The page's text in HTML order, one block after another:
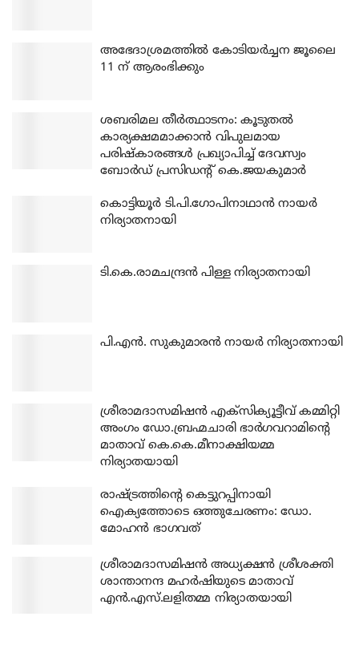
അഭേദാശ്രമത്തില്‍ കോടിയര്‍ച്ചന ജൂലൈ
11 ന് ആരംഭിക്കും
ശബരിമല തീര്‍ത്ഥാടനം: കൂടുതല്‍
കാര്യക്ഷമമാക്കാന്‍ വിപുലമായ
പരിഷ്‌കാരങ്ങള്‍ പ്രഖ്യാപിച്ച് ദേവസ്വം
ബോര്‍ഡ് പ്രസിഡന്റ് കെ.ജയകുമാര്‍
കൊട്ടിയൂര്‍ ടി.പി.ഗോപിനാഥാന്‍ നായര്‍
നിര്യാതനായി
ടി.കെ.രാമചന്ദ്രന്‍ പിള്ള നിര്യാതനായി
പി.എന്‍. സുകുമാരന്‍ നായര്‍ നിര്യാതനായി
ശ്രീരാമദാസമിഷന്‍ എക്‌സിക്യൂട്ടീവ് കമ്മിറ്റി
അംഗം ഡോ.ബ്രഹ്മചാരി ഭാര്‍ഗവറാമിന്റെ
മാതാവ് കെ.കെ.മീനാക്ഷിയമ്മ
നിര്യാതയായി
രാഷ്ട്രത്തിന്റെ കെട്ടുറപ്പിനായി
ഐക്യത്തോടെ ഒത്തുചേരണം: ഡോ.
മോഹന്‍ ഭാഗവത്
ശ്രീരാമദാസമിഷന്‍ അധ്യക്ഷന്‍ ശ്രീശക്തി
ശാന്താനന്ദ മഹര്‍ഷിയുടെ മാതാവ്
എന്‍.എസ്.ലളിതമ്മ നിര്യാതയായി